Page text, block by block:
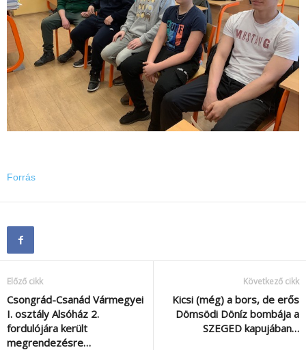
Forrás
Előző cikk
Csongrád-Csanád Vármegyei
I. osztály Alsóház 2.
fordulójára került
megrendezésre…
Következő cikk
Kicsi (még) a bors, de erős
Dömsödi Döníz bombája a
SZEGED kapujában…